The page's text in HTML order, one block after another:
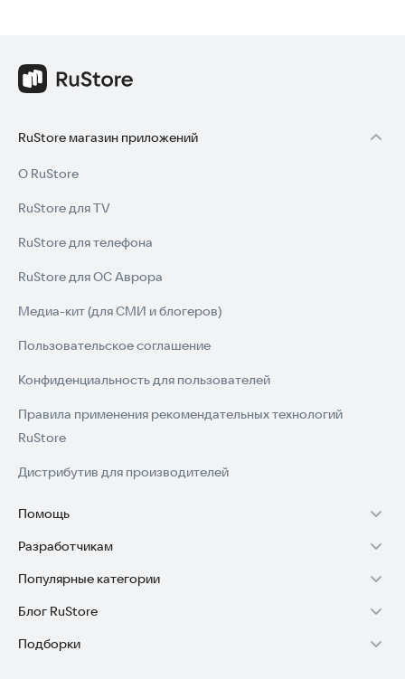
RuStore магазин приложений
О RuStore
RuStore для TV
RuStore для телефона
RuStore для ОС Аврора
Медиа-кит (для СМИ и блогеров)
Пользовательское соглашение
Конфиденциальность для пользователей
Правила применения рекомендательных технологий
RuStore
Дистрибутив для производителей
Помощь
Установка RuStore на TV
Установка RuStore на телефон
Установка RuStore в машину
Помощь пользователям RuStore
Разработчикам
Зарабатывать с RuStore
Стать разработчиком
Доступ к RuStore Консоль
Популярные категории
Игры для Android
Приложения банков
Блог RuStore
Обзоры игр для Android 2025
Подборки